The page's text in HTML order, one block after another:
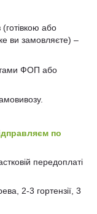
(готівкою або
ви замовляєте) –
ФОП або
по
передоплаті
2-3 гортензії, 3